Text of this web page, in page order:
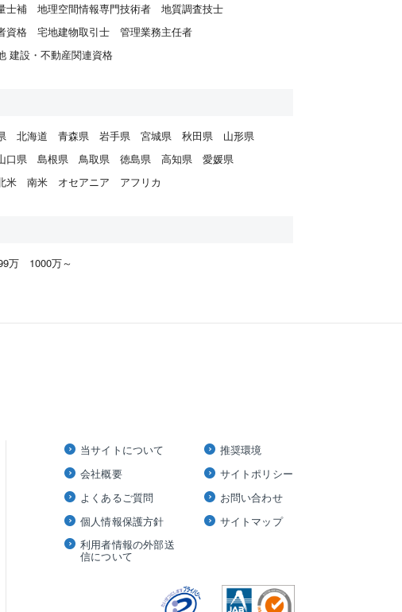
士補 地理空間情報専門技術者
地質調査技士
資格 宅地建物取引士
管理業務主任者
建設・不動産関連資格
北海道 青森県 岩手県 宮城県 秋田県
山形県
口県 島根県 鳥取県 徳島県 高知県
愛媛県
米 南米 オセアニア アフリカ
万 1000万～
当サイトについて
会社概要
よくあるご質問
個人情報保護方針
利用者情報の外部送
信について
推奨環境
サイトポリシー
お問い合わせ
サイトマップ